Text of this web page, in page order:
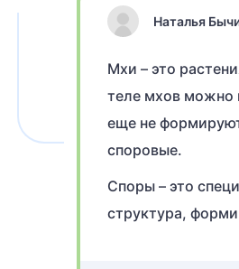
Наталья
Мхи – это
теле мхов можно
еще не
споровые.
Споры – это
структура,